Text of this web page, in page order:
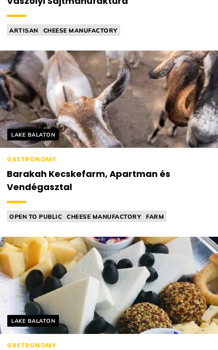
ARTISAN CHEESE MANUFACTORY
Helyszín címkék:
LAKE BALATON
GASTRONOMY
Barakah Kecskefarm, Apartman és
Vendégasztal
OPEN TO PUBLIC CHEESE MANUFACTORY
FARM
Helyszín címkék:
LAKE BALATON
GASTRONOMY